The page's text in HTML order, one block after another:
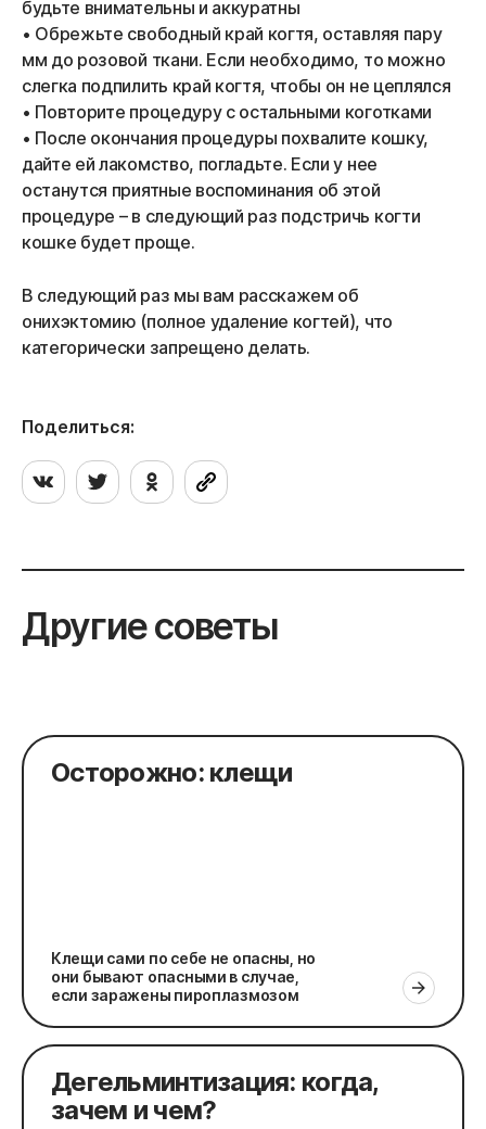
будьте внимательны и аккуратны
• Обрежьте свободный край когтя, оставляя пару
мм до розовой ткани. Если необходимо, то можно
слегка подпилить край когтя, чтобы он не цеплялся
• Повторите процедуру с остальными коготками
• После окончания процедуры похвалите кошку,
дайте ей лакомство, погладьте. Если у нее
останутся приятные воспоминания об этой
процедуре – в следующий раз подстричь когти
кошке будет проще.
В следующий раз мы вам расскажем об
онихэктомию (полное удаление когтей), что
категорически запрещено делать.
Поделиться:
Другие советы
Осторожно: клещи
Клещи сами по себе не опасны, но
они бывают опасными в случае,
если заражены пироплазмозом
Дегельминтизация: когда,
зачем и чем?